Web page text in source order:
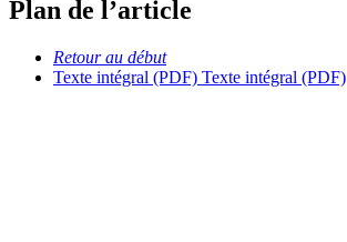
Plan de l’article
Retour au début
Texte intégral (PDF) Texte intégral (PDF)